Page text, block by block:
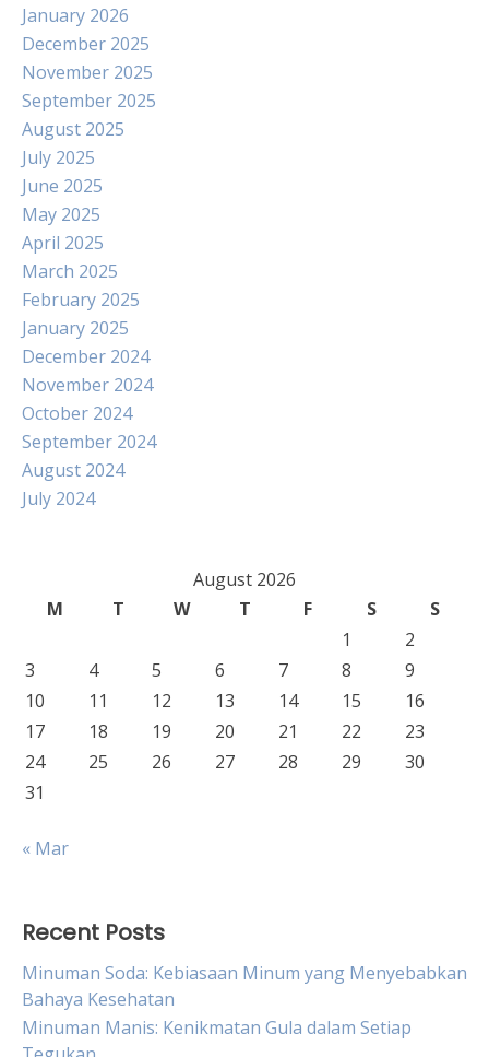
January 2026
December 2025
November 2025
September 2025
August 2025
July 2025
June 2025
May 2025
April 2025
March 2025
February 2025
January 2025
December 2024
November 2024
October 2024
September 2024
August 2024
July 2024
August 2026
M
T W T F S
S
1
2
3
4 5 6 7 8
9
10
11 12 13 14 15
16
17
18 19 20 21 22
23
24
25 26 27 28 29
30
31
« Mar
Recent Posts
Minuman Soda: Kebiasaan Minum yang Menyebabkan
Bahaya Kesehatan
Minuman Manis: Kenikmatan Gula dalam Setiap